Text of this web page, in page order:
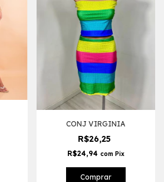
CONJ VIRGINIA
R$26,25
R$24,94 com Pix
Comprar